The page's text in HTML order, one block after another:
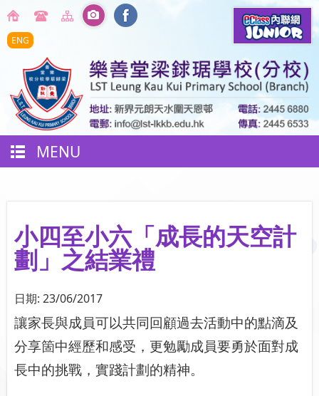
ENG
MENU
小四至小六「成長的天空計
劃」之結業禮
日期: 23/06/2017
讓家長與成員可以共同回顧過去活動中的點滴及
分享箇中經歷和感受，更勉勵成員要勇於面對成
長中的挑戰，實踐計劃的精神。